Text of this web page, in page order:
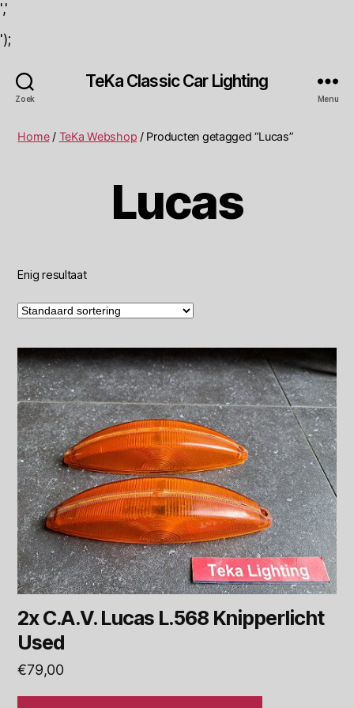
','
');
Zoek
TeKa Classic Car Lighting
Menu
Home/ TeKa Webshop / Producten getagged “Lucas”
Lucas
Enig resultaat
2x C.A.V. Lucas L.568 Knipperlicht
Used
€79,00